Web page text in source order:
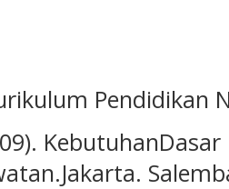
Pendidikan